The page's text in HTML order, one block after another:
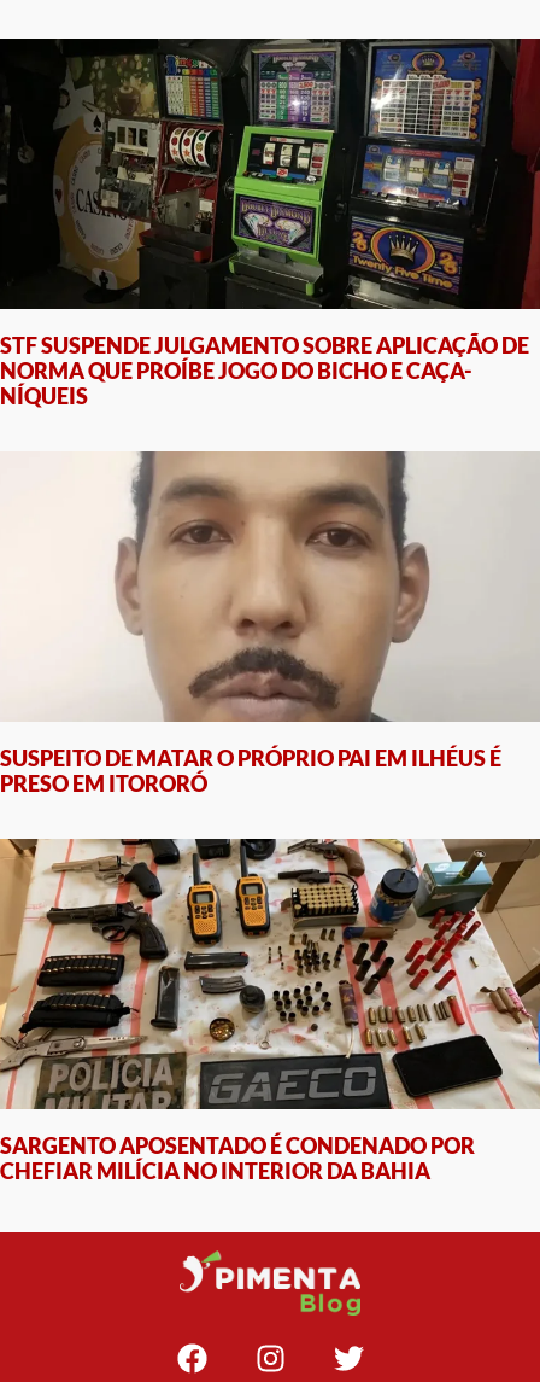
STF SUSPENDE JULGAMENTO SOBRE APLICAÇÃO DE
NORMA QUE PROÍBE JOGO DO BICHO E CAÇA-
NÍQUEIS
SUSPEITO DE MATAR O PRÓPRIO PAI EM ILHÉUS É
PRESO EM ITORORÓ
SARGENTO APOSENTADO É CONDENADO POR
CHEFIAR MILÍCIA NO INTERIOR DA BAHIA